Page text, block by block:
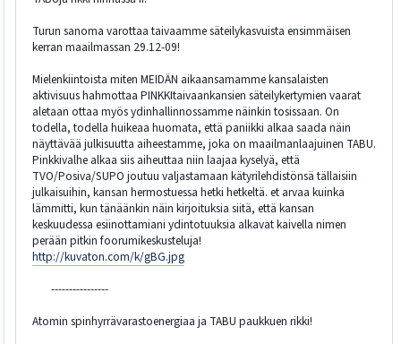
Turun sanoma varottaa taivaamme säteilykasvuista ensimmäisen
kerran maailmassan 29.12-09!
Mielenkiintoista miten MEIDÄN aikaansamamme kansalaisten
aktivisuus hahmottaa PINKKItaivaankansien säteilykertymien vaarat
aletaan ottaa myös ydinhallinnossamme näinkin tosissaan. On
todella, todella huikeaa huomata, että paniikki alkaa saada näin
näyttävää julkisuutta aiheestamme, joka on maailmanlaajuinen TABU.
Pinkkivalhe alkaa siis aiheuttaa niin laajaa kyselyä, että
TVO/Posiva/SUPO joutuu valjastamaan kätyrilehdistönsä tällaisiin
julkaisuihin, kansan hermostuessa hetki hetkeltä. et arvaa kuinka
lämmitti, kun tänäänkin näin kirjoituksia siitä, että kansan
keskuudessa esiinottamiani ydintotuuksia alkavat kaivella nimen
perään pitkin foorumikeskusteluja!
http://kuvaton.com/k/gBG.jpg
----------------
Atomin spinhyrrävarastoenergiaa ja TABU paukkuen rikki!